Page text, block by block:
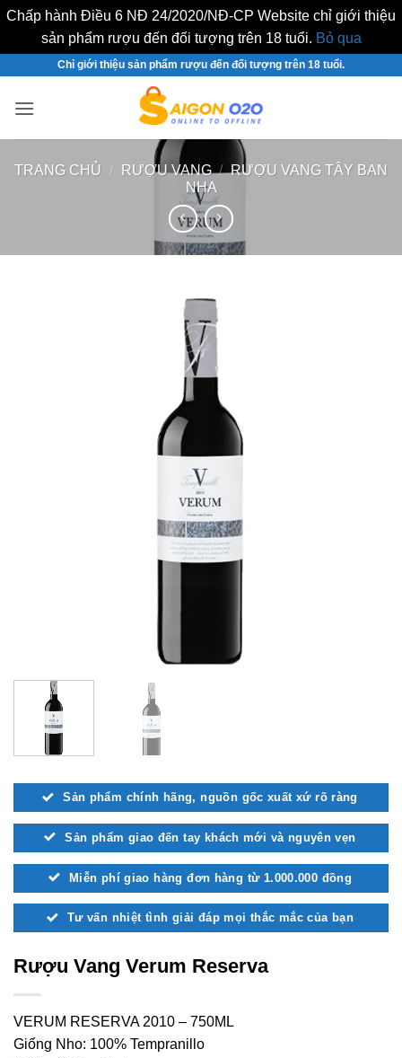
Chấp hành Điều 6 NĐ 24/2020/NĐ-CP Website chỉ giới thiệu
sản phẩm rượu đến đối tượng trên 18 tuổi. Bỏ qua
nội
Chỉ giới thiệu sản phẩm rượu đến đối tượng trên 18 tuổi.
TRANG CHỦ / RƯỢU VANG / RƯỢU VANG TÂY BAN
NHA
Sản phẩm chính hãng, nguồn gốc xuất xứ rõ ràng
Sản phẩm giao đến tay khách mới và nguyên vẹn
Miễn phí giao hàng đơn hàng từ 1.000.000 đồng
Tư vấn nhiệt tình giải đáp mọi thắc mắc của bạn
Rượu Vang Verum Reserva
VERUM RESERVA 2010 – 750ML
Giống Nho: 100% Tempranillo